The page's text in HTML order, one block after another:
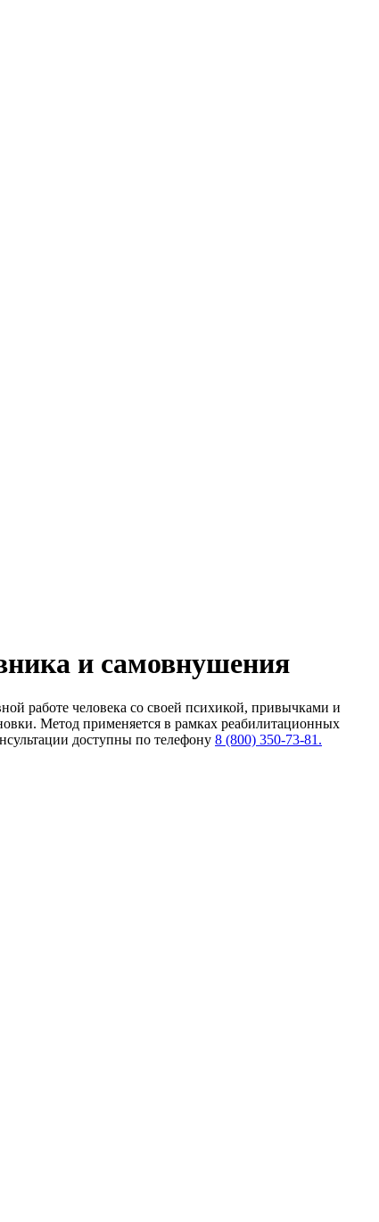
и самовнушения
работе человека со своей психикой, привычками и
Метод применяется в рамках реабилитационных
доступны по телефону 8 (800) 350-73-81.